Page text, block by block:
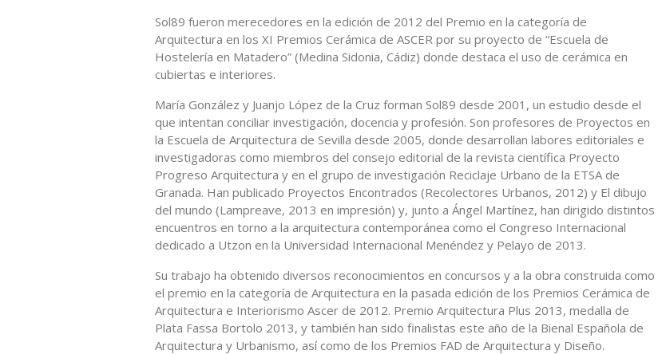
Sol89 fueron merecedores en la edición de 2012 del Premio en la categoría de
Arquitectura en los XI Premios Cerámica de ASCER por su proyecto de “Escuela de
Hostelería en Matadero” (Medina Sidonia, Cádiz) donde destaca el uso de cerámica en
cubiertas e interiores.
María González y Juanjo López de la Cruz forman Sol89 desde 2001, un estudio desde el
que intentan conciliar investigación, docencia y profesión. Son profesores de Proyectos en
la Escuela de Arquitectura de Sevilla desde 2005, donde desarrollan labores editoriales e
investigadoras como miembros del consejo editorial de la revista científica Proyecto
Progreso Arquitectura y en el grupo de investigación Reciclaje Urbano de la ETSA de
Granada. Han publicado Proyectos Encontrados (Recolectores Urbanos, 2012) y El dibujo
del mundo (Lampreave, 2013 en impresión) y, junto a Ángel Martínez, han dirigido distintos
encuentros en torno a la arquitectura contemporánea como el Congreso Internacional
dedicado a Utzon en la Universidad Internacional Menéndez y Pelayo de 2013.
Su trabajo ha obtenido diversos reconocimientos en concursos y a la obra construida como
el premio en la categoría de Arquitectura en la pasada edición de los Premios Cerámica de
Arquitectura e Interiorismo Ascer de 2012. Premio Arquitectura Plus 2013, medalla de
Plata Fassa Bortolo 2013, y también han sido finalistas este año de la Bienal Española de
Arquitectura y Urbanismo, así como de los Premios FAD de Arquitectura y Diseño.